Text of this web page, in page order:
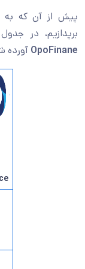
پیش از آن که به
برپدازیم، در
OpoFinane آورده